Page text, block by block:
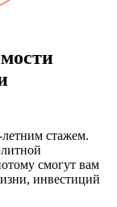
стажем.
смогут вам
инвестиций